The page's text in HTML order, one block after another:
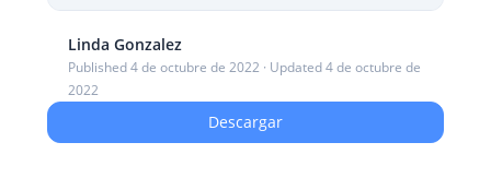
Linda Gonzalez
Published 4 de octubre de 2022 · Updated 4 de octubre de
2022
Descargar